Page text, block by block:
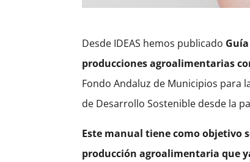
Desde IDEAS hemos publicado
producciones agroalimentarias
Fondo Andaluz de Municipios para
de Desarrollo Sostenible desde la
Este manual tiene como objetivo
producción agroalimentaria que